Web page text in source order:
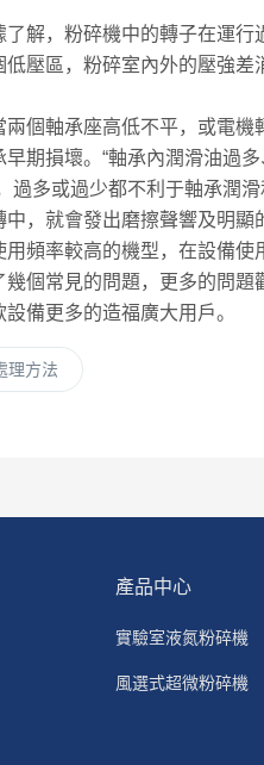
解，粉碎機中的轉子在運
壓區，粉碎室內外的壓強
個軸承座高低不平，或電
期損壞。“軸承內潤滑油過
過多或過少都不利于軸承潤
，就會發出磨擦聲響及明
頻率較高的機型，在設備
個常見的問題，更多的問
備更多的造福廣大用戶。
理方法
產品中心
實驗室液氮粉碎機
風選式超微粉碎機